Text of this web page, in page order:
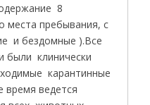
8
места пребывания, с
и бездомные ).Все
были клинически
карантинные
время ведется